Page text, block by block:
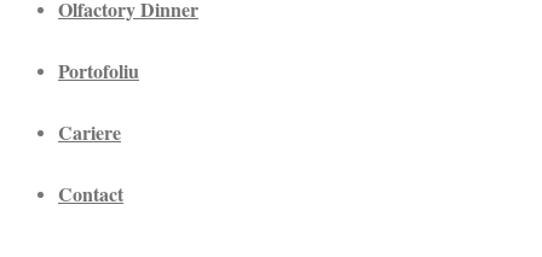
Olfactory Dinner
Portofoliu
Cariere
Contact